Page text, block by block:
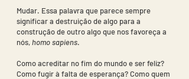
Mudar. Essa palavra que parece sempre
significar a destruição de algo para a
construção de outro algo que nos favoreça a
nós,homo sapiens.
Como acreditar no fim do mundo e ser feliz?
Como fugir à falta de esperança? Como quem